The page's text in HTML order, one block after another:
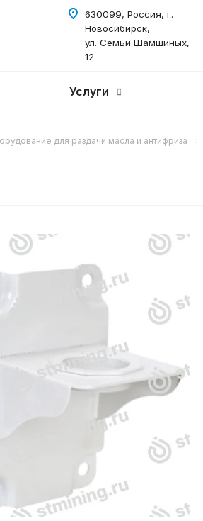
630099, Россия, г.
Новосибирск,
ул. Семьи Шамшиных,
12
Услуги
для раздачи масла и антифриза